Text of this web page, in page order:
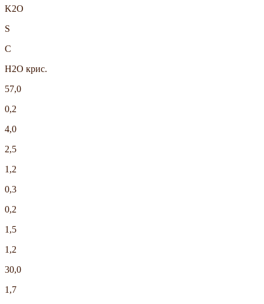
K2O
S
C
H2O крис.
57,0
0,2
4,0
2,5
1,2
0,3
0,2
1,5
1,2
30,0
1,7